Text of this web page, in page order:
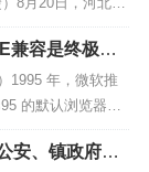
疯长比门还高
量避免就好了